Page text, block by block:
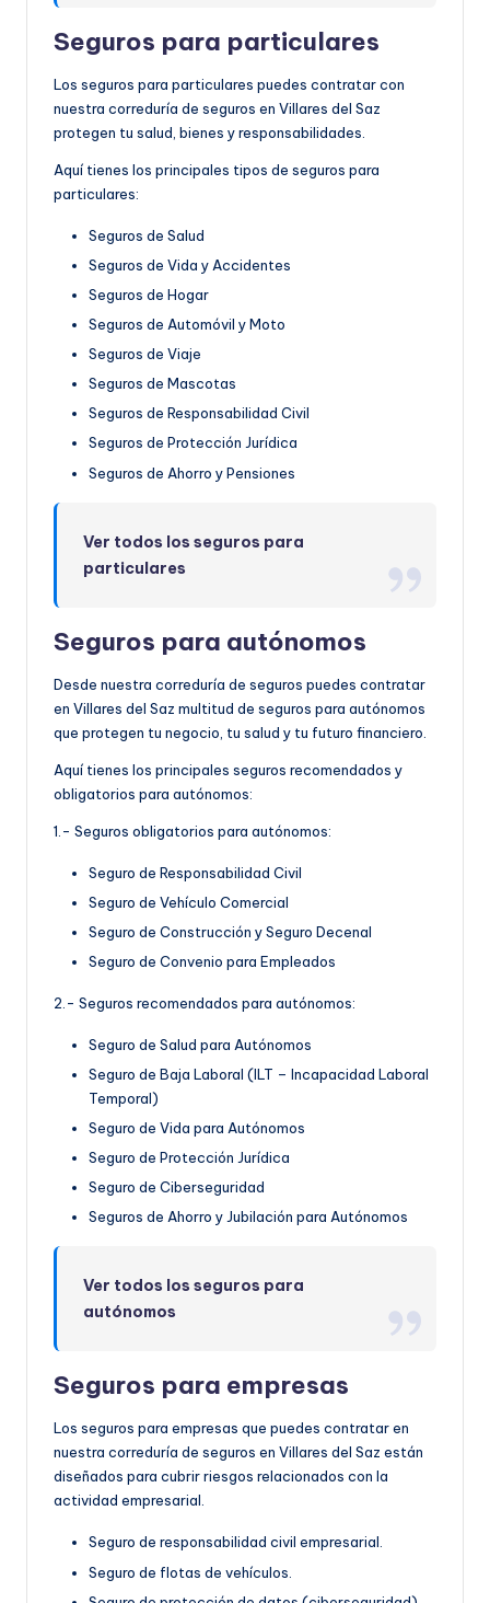
Seguros para particulares
Los seguros para particulares puedes contratar con
nuestra correduría de seguros en Villares del Saz
protegen tu salud, bienes y responsabilidades.
Aquí tienes los principales tipos de seguros para
particulares:
Seguros de Salud
Seguros de Vida y Accidentes
Seguros de Hogar
Seguros de Automóvil y Moto
Seguros de Viaje
Seguros de Mascotas
Seguros de Responsabilidad Civil
Seguros de Protección Jurídica
Seguros de Ahorro y Pensiones
Ver todos los seguros para
particulares
Seguros para autónomos
Desde nuestra correduría de seguros puedes contratar
en Villares del Saz multitud de seguros para autónomos
que protegen tu negocio, tu salud y tu futuro financiero.
Aquí tienes los principales seguros recomendados y
obligatorios para autónomos:
1.- Seguros obligatorios para autónomos:
Seguro de Responsabilidad Civil
Seguro de Vehículo Comercial
Seguro de Construcción y Seguro Decenal
Seguro de Convenio para Empleados
2.- Seguros recomendados para autónomos:
Seguro de Salud para Autónomos
Seguro de Baja Laboral (ILT – Incapacidad Laboral
Temporal)
Seguro de Vida para Autónomos
Seguro de Protección Jurídica
Seguro de Ciberseguridad
Seguros de Ahorro y Jubilación para Autónomos
Ver todos los seguros para
autónomos
Seguros para empresas
Los seguros para empresas que puedes contratar en
nuestra correduría de seguros en Villares del Saz están
diseñados para cubrir riesgos relacionados con la
actividad empresarial.
Seguro de responsabilidad civil empresarial.
Seguro de flotas de vehículos.